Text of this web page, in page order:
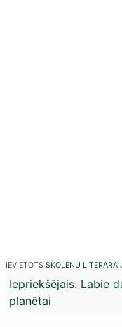
IEVIETOTS SKOLĒNU LITERĀRĀ
Ziņu
izvēlne
Iepriekšējais: Labie
planētai